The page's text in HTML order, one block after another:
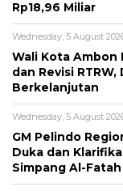
Rp18,96 Miliar
Wednesday, 5 August
Wali Kota Ambon
dan Revisi
Berkelanjutan
Wednesday, 5 August
GM Pelindo
Duka dan
Simpang Al-Fatah